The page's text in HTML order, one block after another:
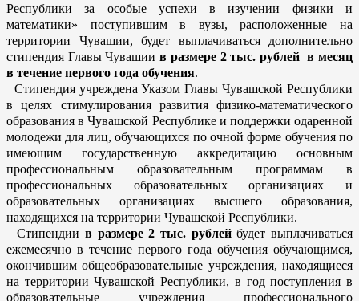
Республики за особые успехи в изучении физики и
математики» поступившим в вузы, расположенные на
территории Чувашии, будет выплачиваться дополнительно
стипендия Главы Чувашии в размере 2 тыс. рублей в месяц
в течение первого года обучения.
Стипендия учреждена Указом Главы Чувашской Республики
в целях стимулирования развития физико-математического
образования в Чувашской Республике и поддержки одаренной
молодежи для лиц, обучающихся по очной форме обучения по
имеющим государственную аккредитацию основным
профессиональным образовательным программам в
профессиональных образовательных организациях и
образовательных организациях высшего образования,
находящихся на территории Чувашской Республики.
Стипендии в размере 2 тыс. рублейбудет выплачиваться
ежемесячно в течение первого года обучения обучающимся,
окончившим общеобразовательные учреждения, находящиеся
на территории Чувашской Республики, в год поступления в
образовательные учреждения профессионального